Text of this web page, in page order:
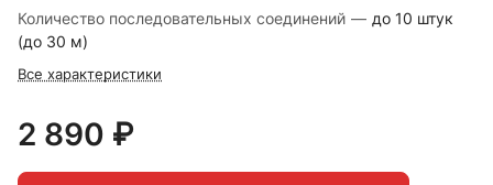
Количество последовательных соединений — до 10 штук
(до 30 м)
Все характеристики
2 890 ₽